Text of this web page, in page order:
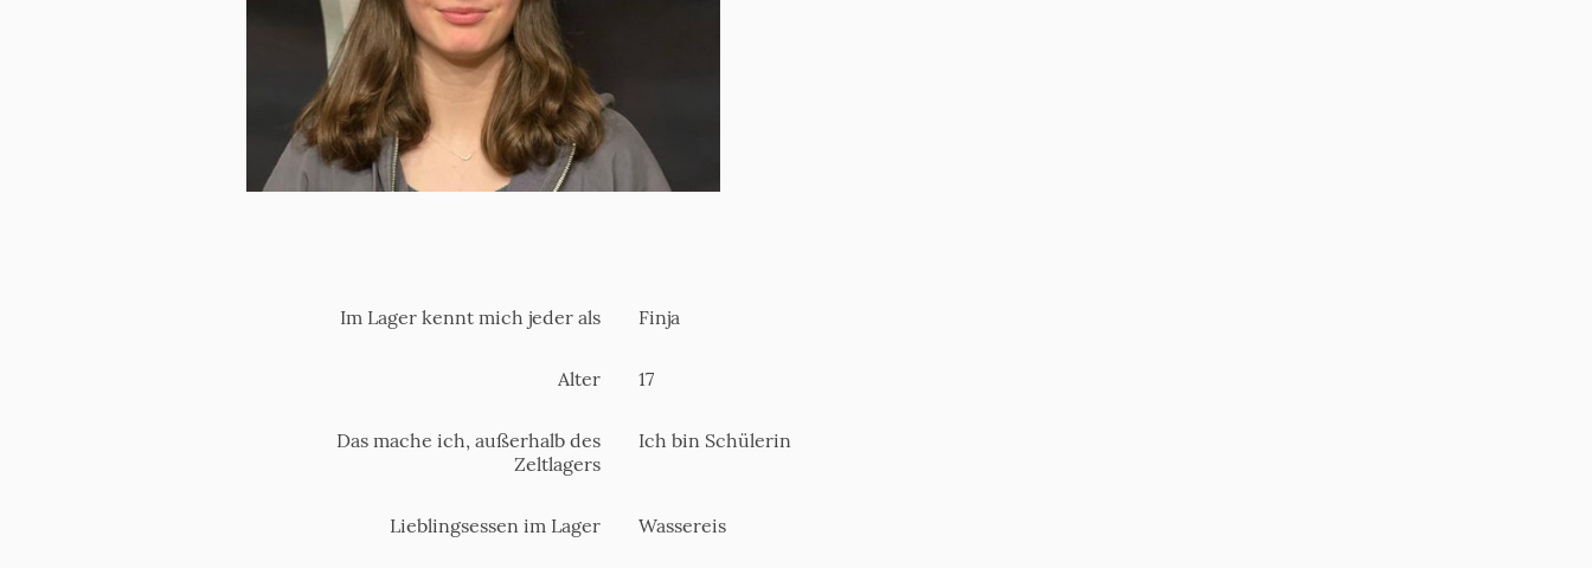
Im Lager kennt mich jeder als Finja
Alter 17
Das mache ich, außerhalb des
Zeltlagers
Ich bin Schülerin
Lieblingsessen im Lager Wassereis